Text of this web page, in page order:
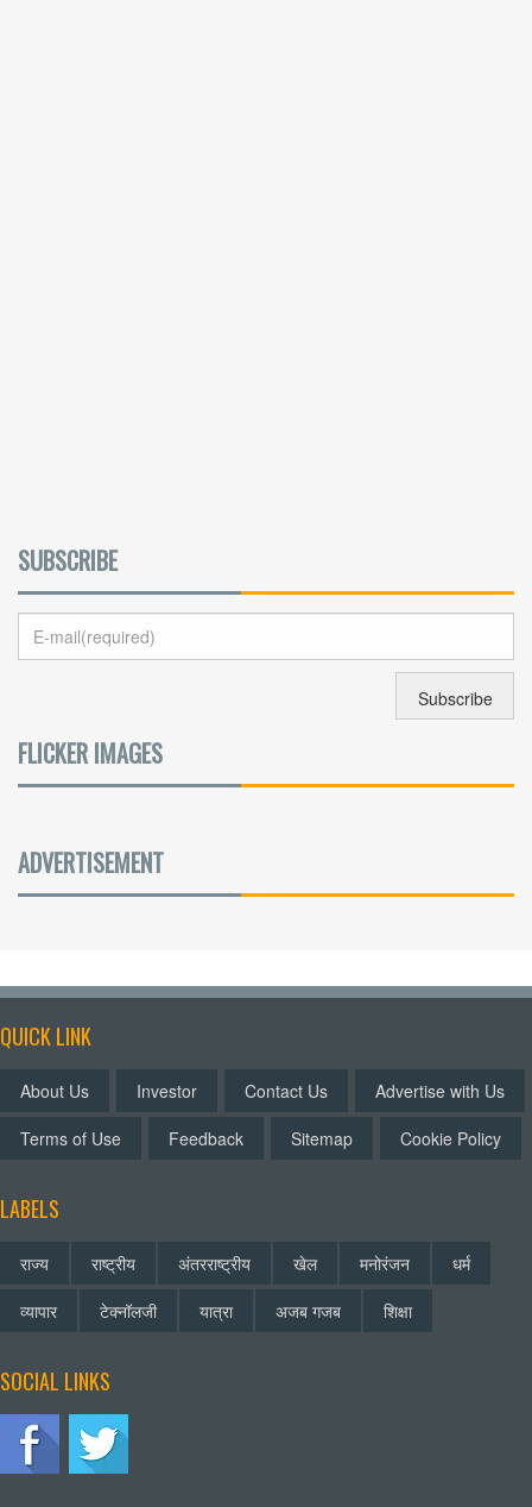
SUBSCRIBE
FLICKER IMAGES
ADVERTISEMENT
QUICK LINK
About Us Investor Contact Us
Advertise with Us
Terms of Use
Feedback Sitemap Cookie Policy
LABELS
राज्य राष्ट्रीय अंतरराष्ट्रीय खेल मनोरंजन
धर्म
व्यापार
टेक्नॉलजी यात्रा अजब गजब शिक्षा
SOCIAL LINKS